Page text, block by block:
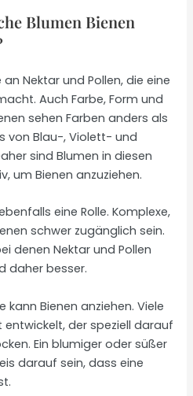
Blumen Bienen
Nektar und Pollen, die eine
Auch Farbe, Form und
sehen Farben anders als
von Blau-, Violett- und
sind Blumen in diesen
um Bienen anzuziehen.
eine Rolle. Komplexe,
schwer zugänglich sein.
denen Nektar und Pollen
daher besser.
kann Bienen anziehen. Viele
der speziell darauf
Ein blumiger oder süßer
darauf sein, dass eine